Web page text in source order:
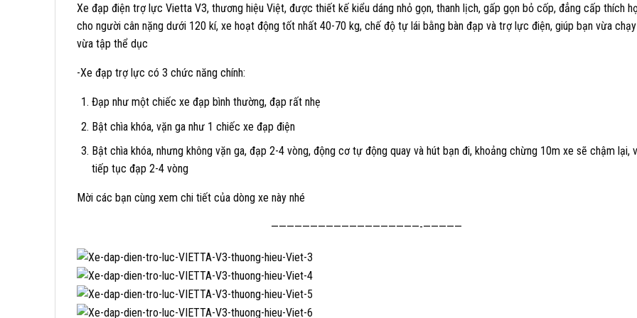
Xe đạp điện trợ lực Vietta V3, thương hiệu Việt, được thiết kế kiểu dáng nhỏ gọn, thanh lịch, gấp gọn bỏ cốp, đẳng cấp thích
cho người cân nặng dưới 120 kí, xe hoạt động tốt nhất 40-70 kg, chế độ tự lái bằng bàn đạp và trợ lực điện, giúp bạn vừa
vừa tập thể dục
-Xe đạp trợ lực có 3 chức năng chính:
Đạp như một chiếc xe đạp bình thường, đạp rất nhẹ
Bật chìa khóa, vặn ga như 1 chiếc xe đạp điện
Bật chìa khóa, nhưng không vặn ga, đạp 2-4 vòng, động cơ tự động quay và hút bạn đi, khoảng chừng 10m xe sẽ chậm lại,
tiếp tục đạp 2-4 vòng
Mời các bạn cùng xem chi tiết của dòng xe này nhé
———————————————————-—————